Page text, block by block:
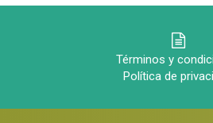
Términos y
Política de